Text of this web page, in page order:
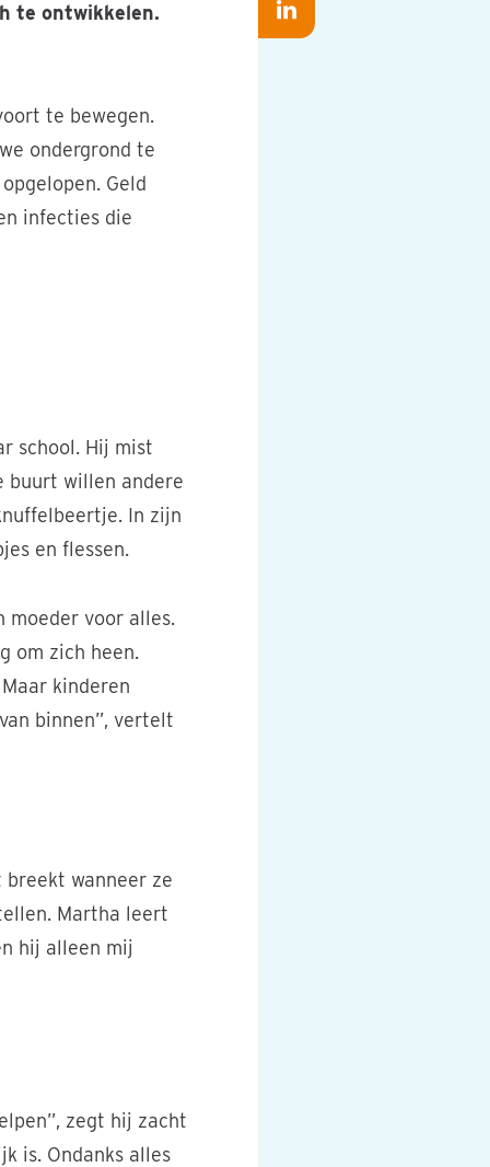
te ontwikkelen.
te bewegen.
ondergrond te
Geld
infecties die
school. Hij mist
buurt willen andere
In zijn
en flessen.
moeder voor alles.
om zich heen.
kinderen
binnen”, vertelt
wanneer ze
Martha leert
hij alleen mij
zegt hij zacht
is. Ondanks alles
op
Whatsapp
Deel